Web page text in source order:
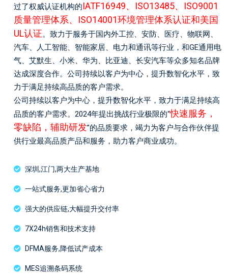
过了权威认证机构的IATF16949、ISO13485、ISO9001
质量管理体系、ISO14001环境管理体系认证和美国
UL认证。致力于服务于国内外工控、安防、医疗、物联网、
汽车、人工智能、智能家居、电力和通讯等行业，和GE通用电
气、艾默生、小米、华为、比亚迪、长安汽车等众多知名品牌
达成深度合作。公司持续以客户为中心，提升数智化水平，致
力于满足持续高品质的客户需求。
公司持续以客户为中心，提升数智化水平，致力于满足持续高
品质的客户需求。2024年提出挑战行业极限的“快速服务，
零缺陷，辅助研发”的品质要求，竭力为客户与合作伙伴提
供行业最高品质产品和服务，助力客户商业成功。
深圳,江门,两大生产基地
一站式服务,更加省心省力
强大的供应链,大幅提升交付率
7X24h销售和技术支持
DFMA服务,降低试产成本
MES追溯条码系统